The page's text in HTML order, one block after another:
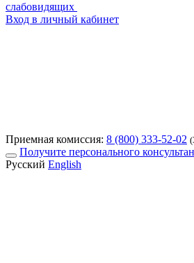
слабовидящих
Вход в личный кабинет
Приемная комиссия: 8 (800) 333-52-02
Получите персонального
Русский English